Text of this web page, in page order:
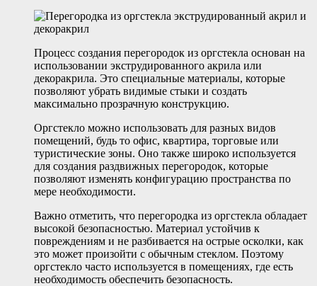
Процесс создания перегородок из оргстекла основан на
использовании экструдированного акрила или
декоракрила. Это специальные материалы, которые
позволяют убрать видимые стыки и создать
максимально прозрачную конструкцию.
Оргстекло можно использовать для разных видов
помещений, будь то офис, квартира, торговые или
туристические зоны. Оно также широко используется
для создания раздвижных перегородок, которые
позволяют изменять конфигурацию пространства по
мере необходимости.
Важно отметить, что перегородка из оргстекла обладает
высокой безопасностью. Материал устойчив к
повреждениям и не разбивается на острые осколки, как
это может произойти с обычным стеклом. Поэтому
оргстекло часто используется в помещениях, где есть
необходимость обеспечить безопасность.